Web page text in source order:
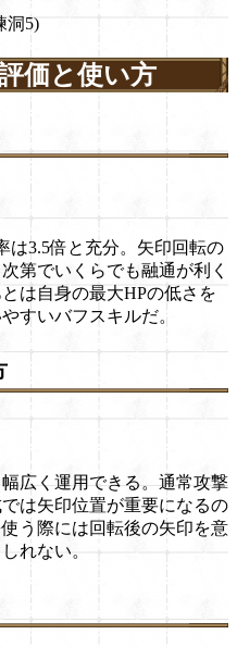
洞5)
価と使い方
は3.5倍と充分。矢印回転の
第でいくらでも融通が利く
は自身の最大HPの低さを
すいバフスキルだ。
広く運用できる。通常攻撃
は矢印位置が重要になるの
う際には回転後の矢印を意
れない。